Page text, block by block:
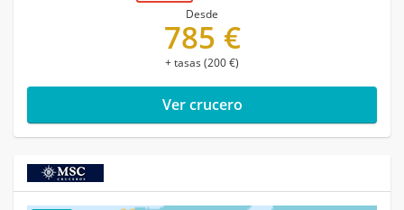
Desde
785 €
+ tasas (200 €)
Ver crucero